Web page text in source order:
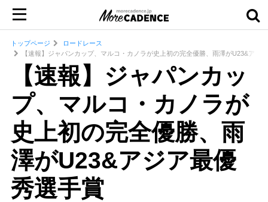
トップページ
ロードレース
【速報】ジャパンカップ、マルコ・カノラが史上初の完全優勝、雨澤がU23&アジ
【速報】ジャパンカッ
プ、マルコ・カノラが
史上初の完全優勝、雨
澤がU23&アジア最優
秀選手賞